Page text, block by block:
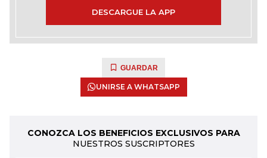
DESCARGUE LA APP
GUARDAR
UNIRSE A WHATSAPP
CONOZCA LOS BENEFICIOS EXCLUSIVOS PARA
NUESTROS SUSCRIPTORES